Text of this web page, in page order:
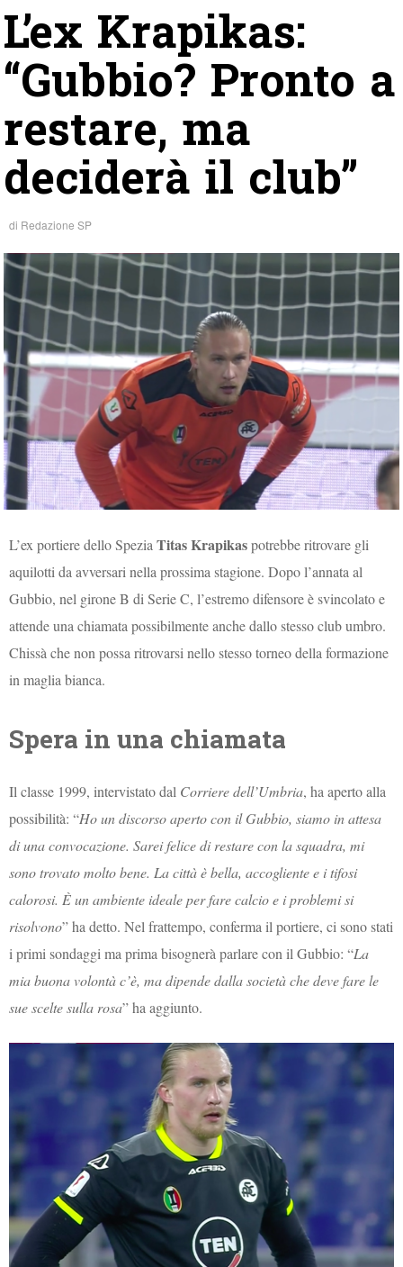
L’ex Krapikas:
“Gubbio? Pronto a
restare, ma
deciderà il club”
di Redazione SP
L’ex portiere dello Spezia Titas Krapikaspotrebbe ritrovare gli
aquilotti da avversari nella prossima stagione. Dopo l’annata al
Gubbio, nel girone B di Serie C, l’estremo difensore è svincolato e
attende una chiamata possibilmente anche dallo stesso club umbro.
Chissà che non possa ritrovarsi nello stesso torneo della formazione
in maglia bianca.
Spera in una chiamata
Il classe 1999, intervistato dal Corriere dell’Umbria, ha aperto alla
possibilità: “Ho un discorso aperto con il Gubbio, siamo in attesa
di una convocazione. Sarei felice di restare con la squadra, mi
sono trovato molto bene. La città è bella, accogliente e i tifosi
calorosi. È un ambiente ideale per fare calcio e i problemi si
risolvono” ha detto. Nel frattempo, conferma il portiere, ci sono stati
i primi sondaggi ma prima bisognerà parlare con il Gubbio: “La
mia buona volontà c’è, ma dipende dalla società che deve fare le
sue scelte sulla rosa” ha aggiunto.